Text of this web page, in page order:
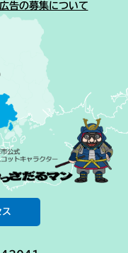
広告の募集について
ス